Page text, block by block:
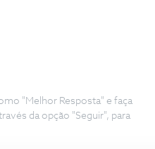
"Melhor Resposta" e faça
da opção "Seguir", para